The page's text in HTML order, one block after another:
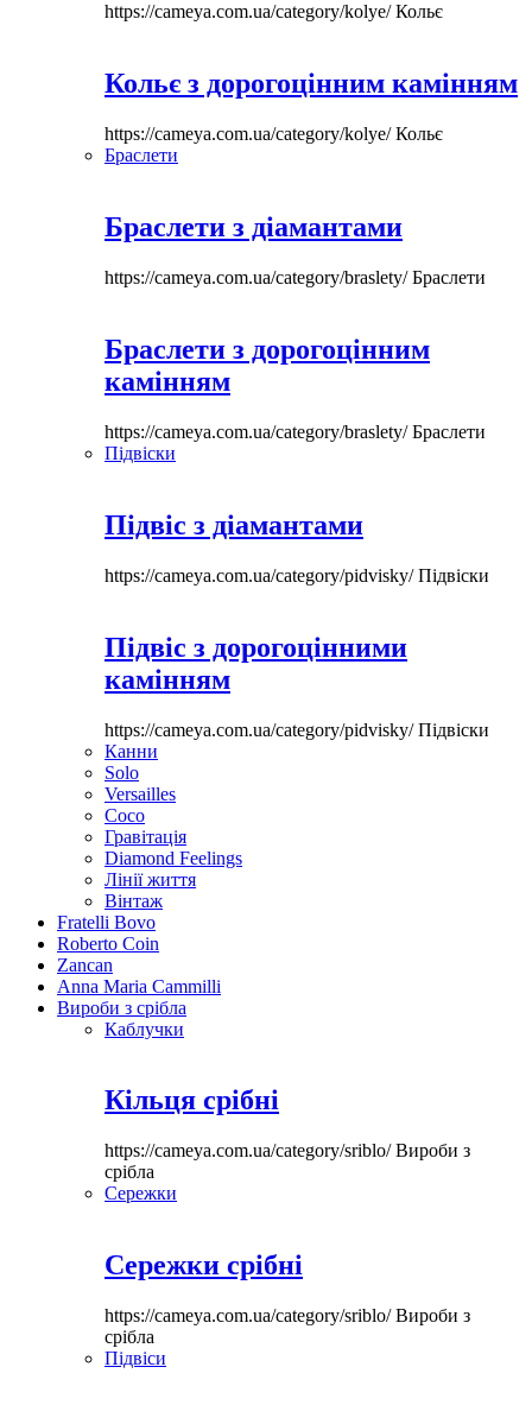
https://cameya.com.ua/category/kolye/Кольє
Кольє з дорогоцінним камінням
https://cameya.com.ua/category/kolye/Кольє
Браслети
Браслети з діамантами
https://cameya.com.ua/category/braslety/Браслети
Браслети з дорогоцінним
камінням
https://cameya.com.ua/category/braslety/Браслети
Підвіски
Підвіс з діамантами
https://cameya.com.ua/category/pidvisky/Підвіски
Підвіс з дорогоцінними
камінням
https://cameya.com.ua/category/pidvisky/Підвіски
Канни
Solo
Versailles
Coco
Гравітація
Diamond Feelings
Лінії життя
Вінтаж
Fratelli Bovo
Roberto Coin
Zancan
Anna Maria Cammilli
Вироби з срібла
Каблучки
Кільця срібні
https://cameya.com.ua/category/sriblo/Вироби з
срібла
Сережки
Сережки срібні
https://cameya.com.ua/category/sriblo/Вироби з
срібла
Підвіси